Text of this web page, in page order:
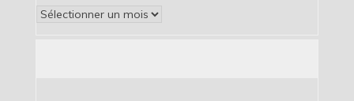
Archives